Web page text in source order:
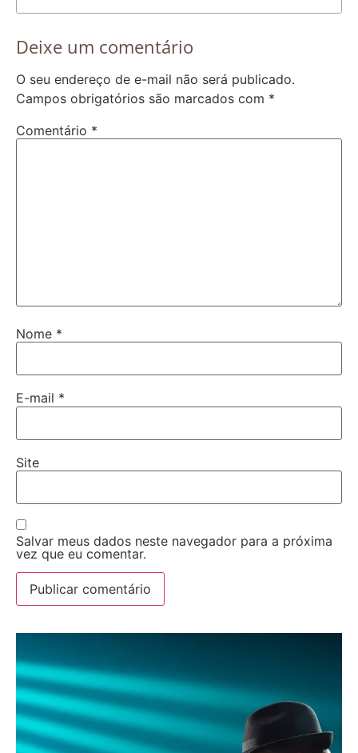
Deixe um comentário
O seu endereço de e-mail não será publicado.
Campos obrigatórios são marcados com *
Comentário *
Nome *
E-mail *
Site
Salvar meus dados neste navegador para a próxima
vez que eu comentar.